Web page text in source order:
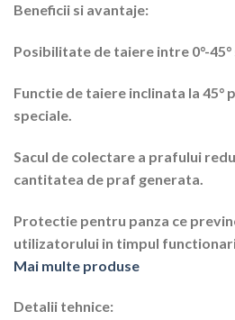
Beneficii si avantaje:
Posibilitate de taiere intre 0°-
Functie de taiere inclinata la 45°
speciale.
Sacul de colectare a prafului
cantitatea de praf generata.
Protectie pentru panza ce
utilizatorului in timpul
Mai multe produse
Detalii tehnice: